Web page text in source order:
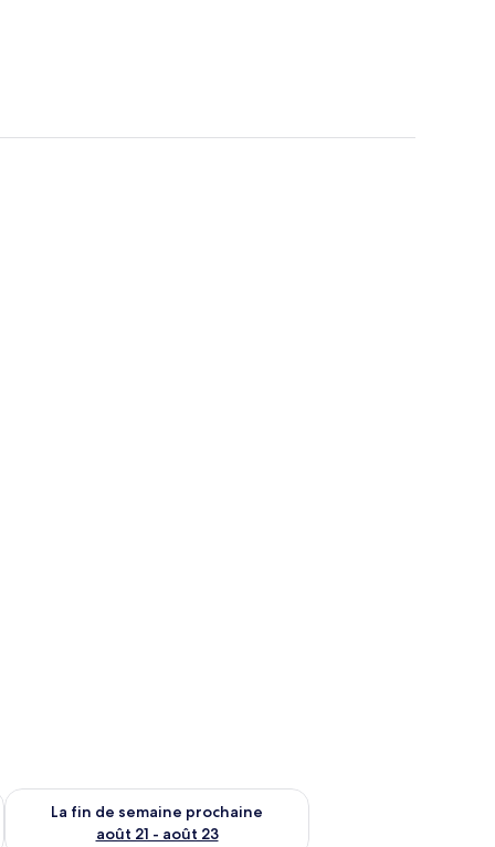
août 14 - août 16
La fin de semaine prochaine
août 21 - août 23
Vérifier la disponibilité pour la fin de semaine prochaine août